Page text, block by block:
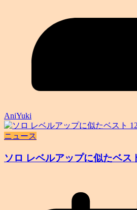
AniYuki
ニュース
ソロ レベルアップに似たベス